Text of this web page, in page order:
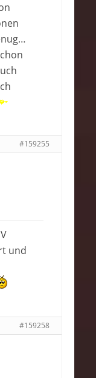
#159255
und
#159258